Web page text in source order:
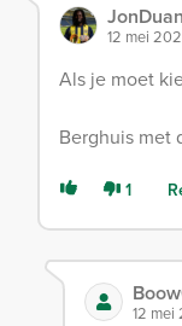
JonDuan
12 mei
Als je moet
Berghuis met
1
12 mei